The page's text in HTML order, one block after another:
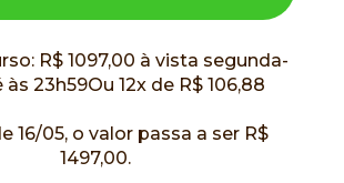
R$ 1097,00 à vista segunda-
às 23h59Ou 12x de R$ 106,88
16/05, o valor passa a ser R$
1497,00.